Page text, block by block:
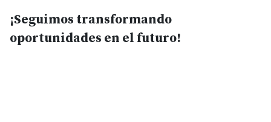
¡Seguimos transformando
oportunidades en el futuro!